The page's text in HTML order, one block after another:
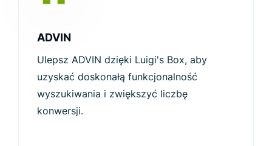
ADVIN
Ulepsz ADVIN dzięki Luigi's Box, aby
uzyskać doskonałą funkcjonalność
wyszukiwania i zwiększyć liczbę
konwersji.